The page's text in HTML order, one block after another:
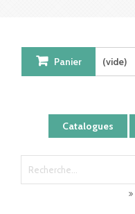
Catalogues
Panier (vide)